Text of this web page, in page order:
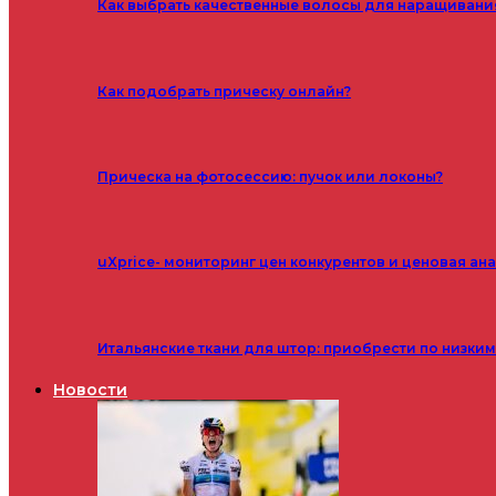
Как выбрать качественные волосы для
Как подобрать прическу онлайн?
Прическа на фотосессию: пучок или локоны?
uXprice- мониторинг цен конкурентов и ценовая
Итальянские ткани для штор: приобрести по
Новости